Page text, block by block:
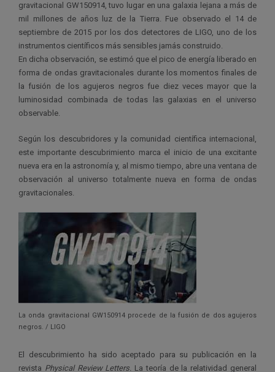
gravitacional GW150914, tuvo lugar en una galaxia lejana a más de
mil millones de años luz de la Tierra. Fue observado el 14 de
septiembre de 2015 por los dos detectores de LIGO, uno de los
instrumentos científicos más sensibles jamás construido.
En dicha observación, se estimó que el pico de energía liberado en
forma de ondas gravitacionales durante los momentos finales de
la fusión de los agujeros negros fue diez veces mayor que la
luminosidad combinada de todas las galaxias en el universo
observable.
Según los descubridores y la comunidad científica internacional,
este importante descubrimiento marca el inicio de una excitante
nueva era en la astronomía y, al mismo tiempo, abre una ventana de
observación al universo totalmente nueva en forma de ondas
gravitacionales.
La onda gravitacional GW150914 procede de la fusión de dos agujeros
negros. / LIGO
El descubrimiento ha sido aceptado para su publicación en la
revista Physical Review Letters. La teoría de la relatividad general